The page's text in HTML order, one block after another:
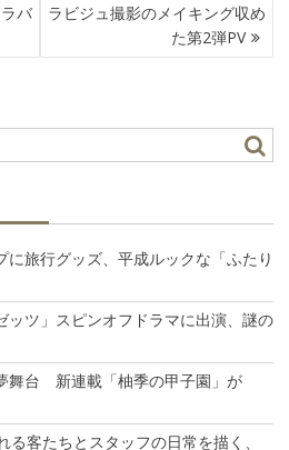
バ
ラビジュ撮影のメイキング収め
た第2弾PV
に旅行グッズ、平成ルックな「ふたり
ッツ」スピンオフドラマに出演、謎の
舞台 新連載「柚季の甲子園」が
客たちとスタッフの日常を描く、